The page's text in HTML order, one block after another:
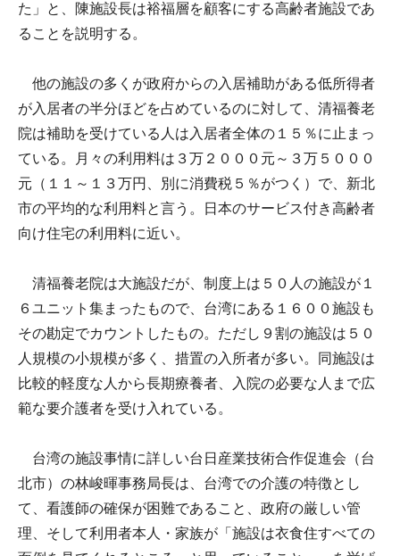
た」と、陳施設長は裕福層を顧客にする高齢者施設であ
ることを説明する。
他の施設の多くが政府からの入居補助がある低所得者
が入居者の半分ほどを占めているのに対して、清福養老
院は補助を受けている人は入居者全体の１５％に止まっ
ている。月々の利用料は３万２０００元～３万５０００
元（１１～１３万円、別に消費税５％がつく）で、新北
市の平均的な利用料と言う。日本のサービス付き高齢者
向け住宅の利用料に近い。
清福養老院は大施設だが、制度上は５０人の施設が１
６ユニット集まったもので、台湾にある１６００施設も
その勘定でカウントしたもの。ただし９割の施設は５０
人規模の小規模が多く、措置の入所者が多い。同施設は
比較的軽度な人から長期療養者、入院の必要な人まで広
範な要介護者を受け入れている。
台湾の施設事情に詳しい台日産業技術合作促進会（台
北市）の林峻暉事務局長は、台湾での介護の特徴とし
て、看護師の確保が困難であること、政府の厳しい管
理、そして利用者本人・家族が「施設は衣食住すべての